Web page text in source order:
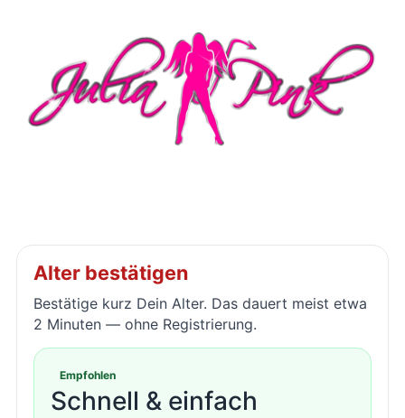
Alter bestätigen
Bestätige kurz Dein Alter. Das dauert meist etwa
2 Minuten — ohne Registrierung.
Schnell & einfach
Empfohlen